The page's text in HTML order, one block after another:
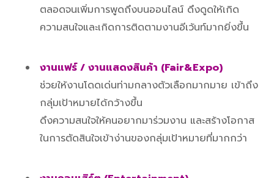
ตลอดจนเพิ่มการพูดถึงบนออนไลน์ ดึงดูดให้เกิด
ความสนใจและเกิดการติดตามงานอีเว้นท์มากยิ่งขึ้น
งานแฟร์ / งานแสดงสินค้า (Fair&Expo)
ช่วยให้งานโดดเด่นท่ามกลางตัวเลือกมากมาย เข้าถึง
กลุ่มเป้าหมายได้กว้างขึ้น
ดึงความสนใจให้คนอยากมาร่วมงาน และสร้างโอกาส
ในการตัดสินใจเข้าง่านของกลุ่มเป้าหมายที่มากกว่า